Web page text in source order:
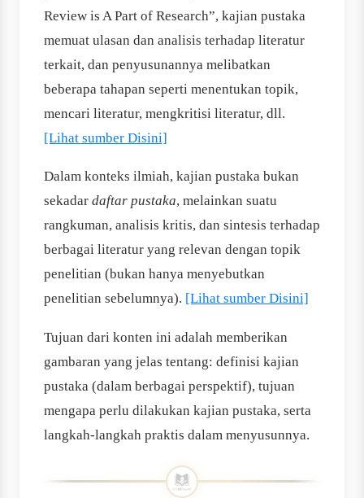
Review is A Part of Research”, kajian pustaka
memuat ulasan dan analisis terhadap literatur
terkait, dan penyusunannya melibatkan
beberapa tahapan seperti menentukan topik,
mencari literatur, mengkritisi literatur, dll.
[Lihat sumber Disini]
Dalam konteks ilmiah, kajian pustaka bukan
sekadar daftar pustaka, melainkan suatu
rangkuman, analisis kritis, dan sintesis terhadap
berbagai literatur yang relevan dengan topik
penelitian (bukan hanya menyebutkan
penelitian sebelumnya). [Lihat sumber Disini]
Tujuan dari konten ini adalah memberikan
gambaran yang jelas tentang: definisi kajian
pustaka (dalam berbagai perspektif), tujuan
mengapa perlu dilakukan kajian pustaka, serta
langkah-langkah praktis dalam menyusunnya.